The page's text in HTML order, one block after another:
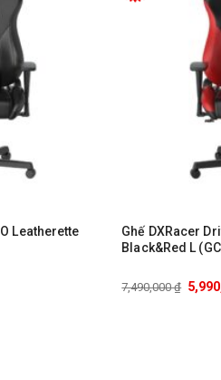
Leatherette
Ghế DXRacer
Black&Red L
7,490,000₫